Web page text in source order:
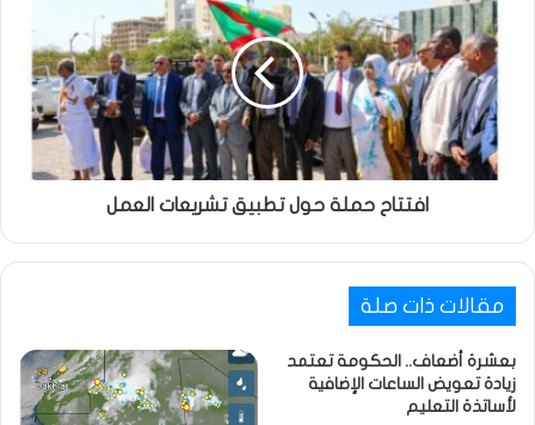
افتتاح حملة حول تطبيق تشريعات العمل
مقالات ذات صلة
بعشرة أضعاف.. الحكومة تعتمد
زيادة تعويض الساعات الإضافية
لأساتذة التعليم